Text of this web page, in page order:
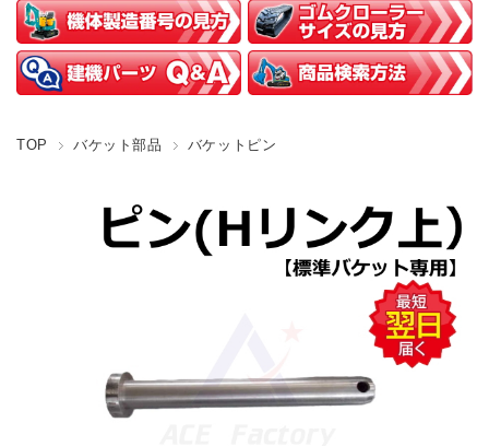
TOP バケット部品 バケットピン